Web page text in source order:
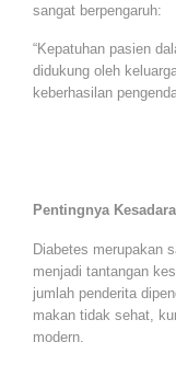
sangat berpengaruh:
“Kepatuhan pasien
didukung oleh
keberhasilan
Pentingnya
Diabetes merupakan
menjadi tantangan
jumlah penderita
makan tidak sehat,
modern.